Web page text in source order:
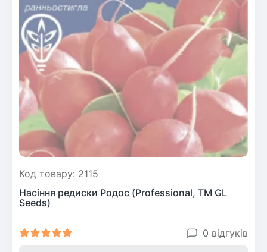
Код товару: 2115
Насіння редиски Родос (Professional, TM GL
Seeds)
0 відгуків